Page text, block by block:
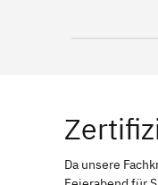
Da unsere